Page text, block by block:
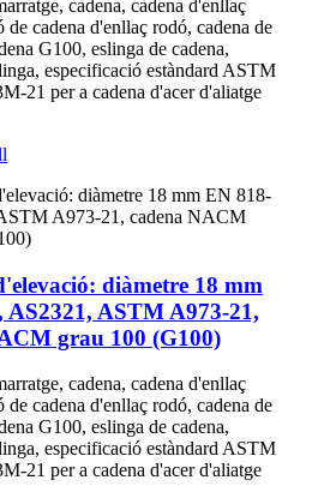
cadena, cadena d'enllaç
de cadena d'enllaç rodó, cadena de
G100, eslinga de cadena,
especificació estàndard ASTM
21 per a cadena d'acer d'aliatge
diàmetre 18 mm
AS2321, ASTM A973-21,
grau 100 (G100)
cadena, cadena d'enllaç
de cadena d'enllaç rodó, cadena de
G100, eslinga de cadena,
especificació estàndard ASTM
21 per a cadena d'acer d'aliatge